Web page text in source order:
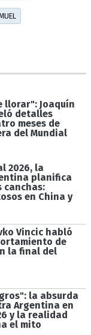
llorar": Joaquín
detalles
meses de
del Mundial
2026, la
planifica
canchas:
en China y
Vincic habló
de
la final del
la absurda
Argentina en
y la realidad
el mito